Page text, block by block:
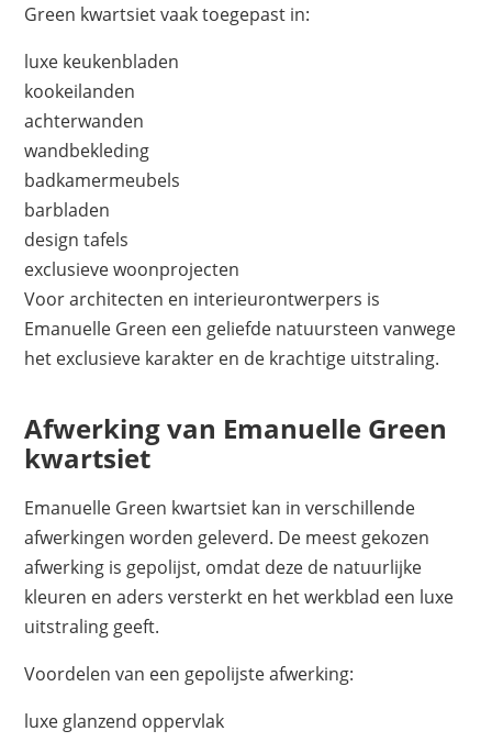
Green kwartsiet vaak toegepast in:
luxe keukenbladen
kookeilanden
achterwanden
wandbekleding
badkamermeubels
barbladen
design tafels
exclusieve woonprojecten
Voor architecten en interieurontwerpers is
Emanuelle Green een geliefde natuursteen vanwege
het exclusieve karakter en de krachtige uitstraling.
Afwerking van Emanuelle Green
kwartsiet
Emanuelle Green kwartsiet kan in verschillende
afwerkingen worden geleverd. De meest gekozen
afwerking is gepolijst, omdat deze de natuurlijke
kleuren en aders versterkt en het werkblad een luxe
uitstraling geeft.
Voordelen van een gepolijste afwerking:
luxe glanzend oppervlak